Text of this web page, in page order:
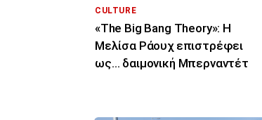
CULTURE
«The Big Bang Theory»: Η
Μελίσα Ράουχ επιστρέφει
ως… δαιμονική Μπερναντέτ